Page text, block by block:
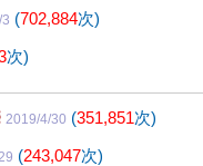
(702,884次)
次)
2019/4/30 (351,851次)
(243,047次)